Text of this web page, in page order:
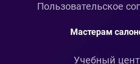
Пользовательское
Мастерам
Учебный